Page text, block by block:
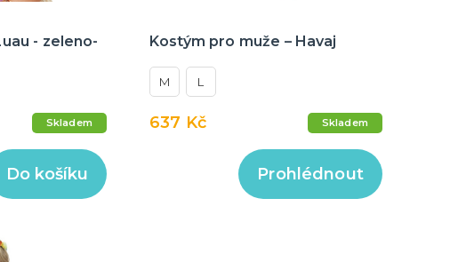
- zeleno-
Skladem
Do košíku
Kostým pro muže – Havaj
M L
637 Kč Skladem
Prohlédnout